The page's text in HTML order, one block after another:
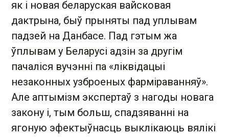
як і новая беларуская вайсковая
дактрына, быў прыняты пад уплывам
падзей на Данбасе. Пад гэтым жа
ўплывам у Беларусі адзін за другім
пачаліся вучэнні па «ліквідацыі
незаконных узброеных фарміраванняў».
Але аптымізм экспертаў з нагоды новага
закону і, тым больш, спадзяванні на
ягоную эфектыўнасць выклікаюць вялікі